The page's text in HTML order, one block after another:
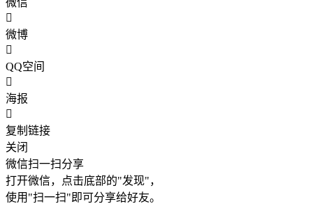
微博
QQ空间
海报
复制链接
关闭
微信扫一扫分享
打开微信，点击底部的"发现"，
使用"扫一扫"即可分享给好友。